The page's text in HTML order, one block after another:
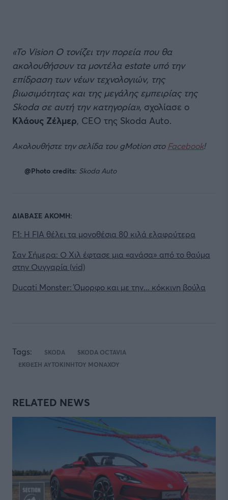
«Το Vision O τονίζει την πορεία που θα
ακολουθήσουν τα μοντέλα estate υπό την
επίδραση των νέων τεχνολογιών, της
βιωσιμότητας και της μεγάλης εμπειρίας της
Skoda σε αυτή την κατηγορία», σχολίασε ο
Κλάους Ζέλμερ, CEO της Skoda Auto.
Ακολουθήστε την σελίδα του gMotion στο Facebook!
@Photo credits: Skoda Auto
ΔΙΑΒΑΣΕ ΑΚΟΜΗ:
F1: H FIA θέλει τα μονοθέσια 80 κιλά ελαφρύτερα
Σαν Σήμερα: Ο Χιλ έφτασε μια «ανάσα» από το θαύμα
στην Ουγγαρία (vid)
Ducati Monster: Όμορφο και με την... κόκκινη βούλα
Tags: SKODA
SKODA OCTAVIA
ΕΚΘΕΣΗ ΑΥΤΟΚΙΝΗΤΟΥ ΜΟΝΑΧΟΥ
RELATED NEWS